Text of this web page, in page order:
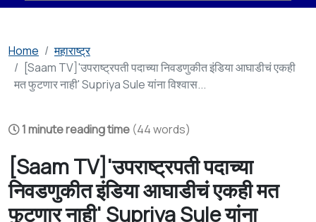
Home
महाराष्ट्र
[Saam TV]'उपराष्ट्रपती पदाच्या निवडणुकीत इंडिया आघाडीचं एकही
मत फुटणार नाही' Supriya Sule यांना विश्वास...
1 minute reading time (44 words)
[Saam TV]'उपराष्ट्रपती पदाच्या
निवडणुकीत इंडिया आघाडीचं एकही मत
फुटणार नाही' Supriya Sule यांना